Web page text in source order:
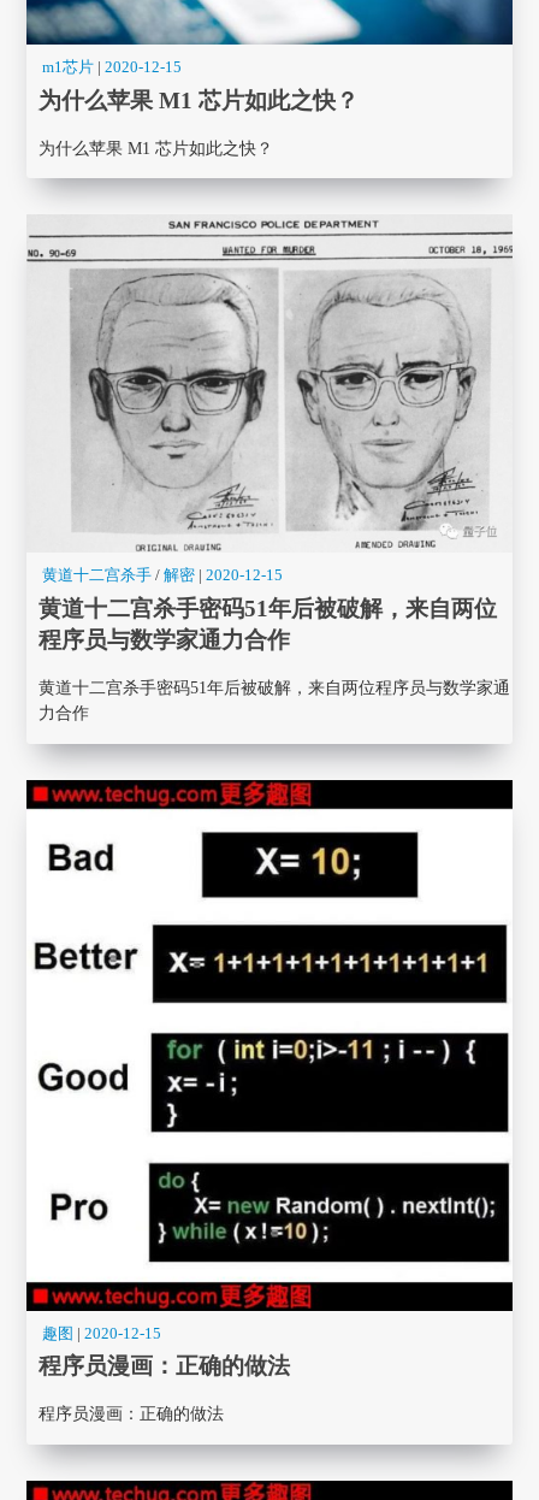
m1芯片 |2020-12-15
为什么苹果 M1 芯片如此之快？
为什么苹果 M1 芯片如此之快？
黄道十二宫杀手 / 解密 |2020-12-15
黄道十二宫杀手密码51年后被破解，来自两位
程序员与数学家通力合作
黄道十二宫杀手密码51年后被破解，来自两位程序员与数学家通
力合作
趣图 |2020-12-15
程序员漫画： 正确的做法
程序员漫画： 正确的做法